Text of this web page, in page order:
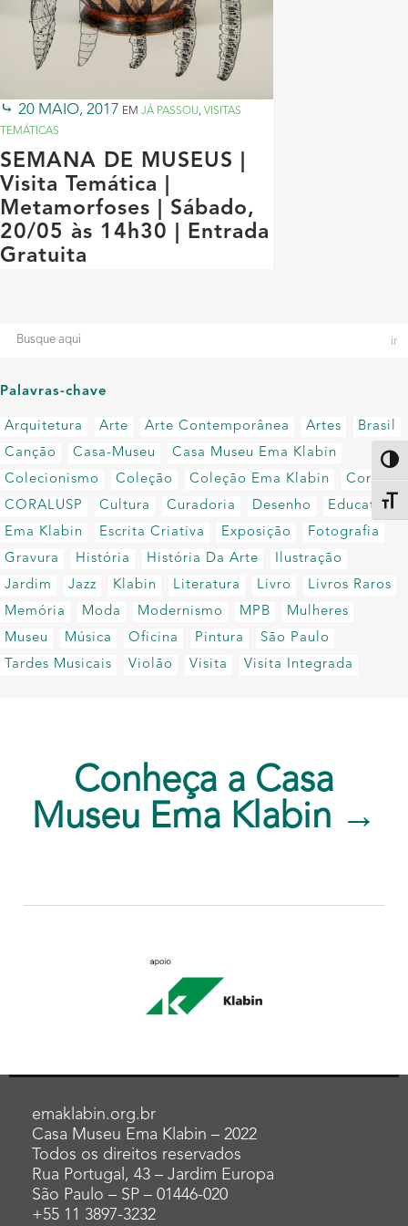
20 MAIO, 2017 EM JÁ PASSOU, VISITAS
TEMÁTICAS
SEMANA DE MUSEUS |
Visita Temática |
Metamorfoses | Sábado,
20/05 às 14h30 | Entrada
Gratuita
Palavras-chave
Arquitetura Arte Arte Contemporânea Artes
Brasil
Canção
Casa-Museu
Casa Museu Ema Klabin
Colecionismo
Coleção Coleção Ema Klabin
Coral
CORALUSP
Cultura Curadoria Desenho
Educativo
Ema Klabin
Escrita Criativa Exposição
Fotografia
Gravura
História História Da Arte
Ilustração
Jardim
Jazz Klabin Literatura Livro
Livros Raros
Memória
Moda Modernismo MPB
Mulheres
Museu
Música Oficina Pintura
São Paulo
Tardes Musicais
Violão Visita Visita Integrada
Conheça a Casa
Museu Ema Klabin →
emaklabin.org.br
Casa Museu Ema Klabin – 2022
Todos os direitos reservados
Rua Portugal, 43 – Jardim Europa
São Paulo – SP – 01446-020
+55 11 3897-3232